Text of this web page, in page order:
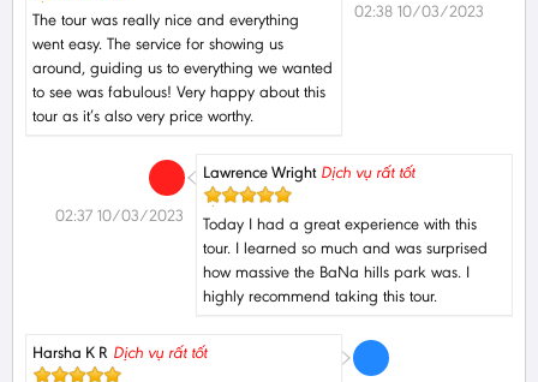
The tour was really nice and everything
went easy. The service for showing us
around, guiding us to everything we wanted
to see was fabulous! Very happy about this
tour as it’s also very price worthy.
02:38 10/03/2023
Lawrence Wright Dịch vụ rất tốt
Today I had a great experience with this
tour. I learned so much and was surprised
how massive the BaNa hills park was. I
highly recommend taking this tour.
02:37 10/03/2023
Harsha K R Dịch vụ rất tốt